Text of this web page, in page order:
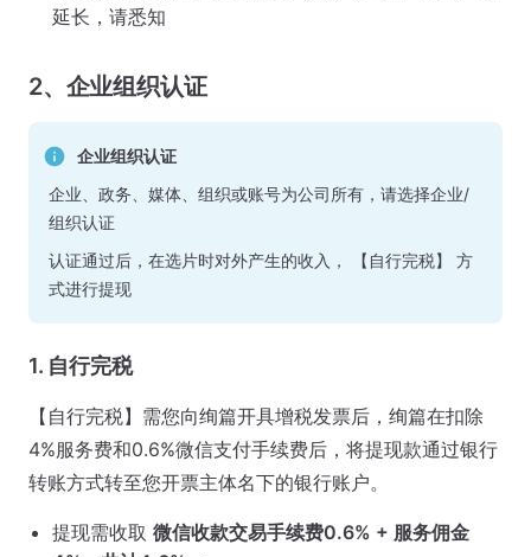
延长，请悉知
2、企业组织认证
企业组织认证
企业、政务、媒体、组织或账号为公司所有，请选择企业/
组织认证
认证通过后，在选片时对外产生的收入， 【自行完税】 方
式进行提现
1. 自行完税
【自行完税】需您向绚篇开具增税发票后，绚篇在扣除
4%服务费和0.6%微信支付手续费后，将提现款通过银行
转账方式转至您开票主体名下的银行账户。
提现需收取 微信收款交易手续费0.6% + 服务佣金